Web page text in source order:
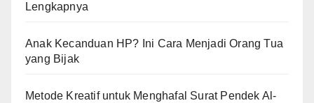
Lengkapnya
Anak Kecanduan HP? Ini Cara Menjadi Orang Tua
yang Bijak
Metode Kreatif untuk Menghafal Surat Pendek Al-